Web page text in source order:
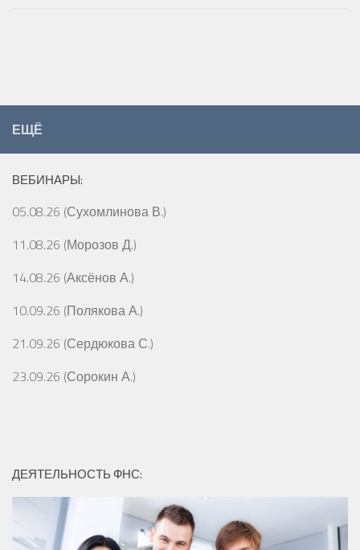
ЕЩЁ
ВЕБИНАРЫ:
05.08.26 (Сухомлинова В.)
11.08.26 (Морозов Д.)
14.08.26 (Аксёнов А.)
10.09.26 (Полякова А.)
21.09.26 (Сердюкова С.)
23.09.26 (Сорокин А.)
ДЕЯТЕЛЬНОСТЬ ФНС: